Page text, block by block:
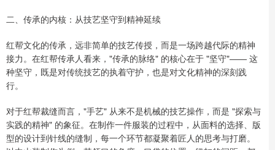
二、传承的内核：从技艺坚守到精神延续
红帮文化的传承，远非简单的技艺传授，而是一场跨越代际的精神
接力。在红帮传承人看来，"传承的脉络" 的核心在于 "坚守"—— 这
种坚守，既是对传统技艺的执着守护，也是对文化精神的深刻践
行。
对于红帮裁缝而言，"手艺" 从来不是机械的技艺操作，而是 "探索与
实践的精神" 的象征。在制作一件服装的过程中，从面料的选择、版
型的设计到针线的缝制，每一个环节都凝聚着匠人的思考与打磨。